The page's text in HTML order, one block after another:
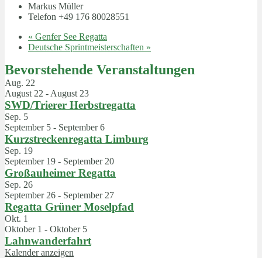
Markus Müller
Telefon +49 176 80028551
« Genfer See Regatta
Deutsche Sprintmeisterschaften »
Bevorstehende Veranstaltungen
Aug. 22
August 22 - August 23
SWD/Trierer Herbstregatta
Sep. 5
September 5 - September 6
Kurzstreckenregatta Limburg
Sep. 19
September 19 - September 20
Großauheimer Regatta
Sep. 26
September 26 - September 27
Regatta Grüner Moselpfad
Okt. 1
Oktober 1 - Oktober 5
Lahnwanderfahrt
Kalender anzeigen